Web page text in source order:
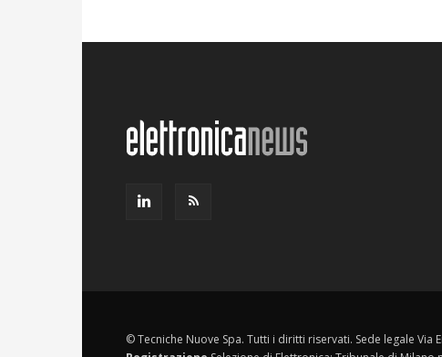
© Tecniche Nuove Spa. Tutti i diritti riservati. Sede legale